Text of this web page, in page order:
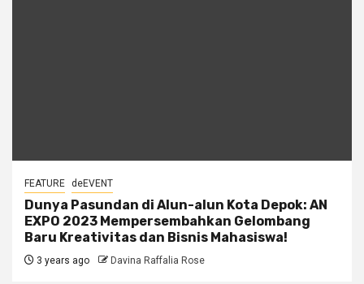
FEATURE deEVENT
Dunya Pasundan di Alun-alun Kota Depok: AN
EXPO 2023 Mempersembahkan Gelombang
Baru Kreativitas dan Bisnis Mahasiswa!
3 years ago Davina Raffalia Rose